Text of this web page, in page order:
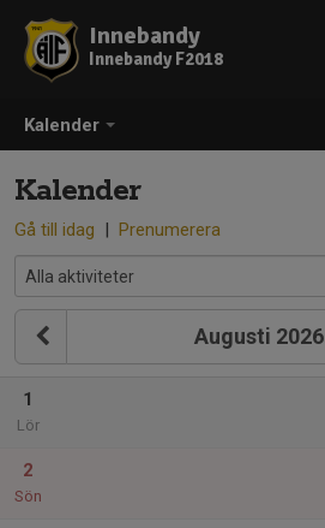
Kalender
Innebandy
Innebandy F2018
Kalender
Gå till idag | Prenumerera
Augusti 2026
1
Lör
2
Sön